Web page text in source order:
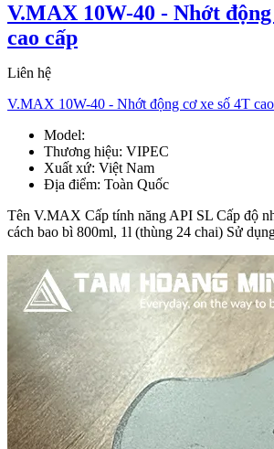
V.MAX 10W-40 - Nhớt động
cao cấp
Liên hệ
V.MAX 10W-40 - Nhớt động cơ xe số 4T
Model:
Thương hiệu: VIPEC
Xuất xứ: Việt Nam
Địa điểm: Toàn Quốc
Tên V.MAX Cấp tính năng API SL Cấp độ
cách bao bì 800ml, 1l (thùng 24 chai) Sử